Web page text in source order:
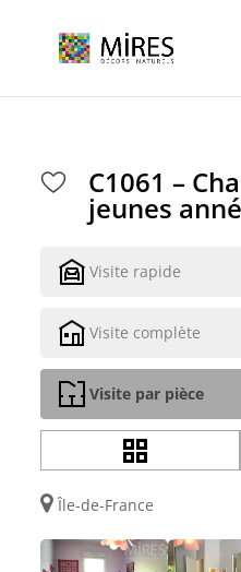
C1061 –
jeunes
Visite rapide
Visite complète
Visite par pièce
Île-de-France